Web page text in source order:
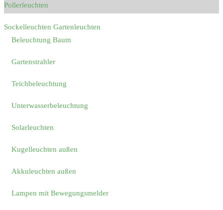
Pollerleuchten
Sockelleuchten Gartenleuchten
Beleuchtung Baum
Gartenstrahler
Teichbeleuchtung
Unterwasserbeleuchtung
Solarleuchten
Kugelleuchten außen
Akkuleuchten außen
Lampen mit Bewegungsmelder